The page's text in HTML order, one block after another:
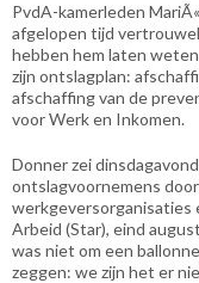
PvdA-kamerleden
afgelopen tijd
hebben hem laten
zijn ontslagplan:
afschaffing van de
voor Werk en Inkomen.
Donner zei
ontslagvoornemens
werkgeversorganisaties
Arbeid (Star), eind
was niet om een
zeggen: we zijn het er